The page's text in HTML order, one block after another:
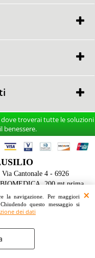
la navigazione. Per maggiori
questo messaggio si
dei dati
privacy
dove troverai tutte le soluzioni
benessere.
Via Cantonale 4 - 6926
200 mt prima
- Parcheggio gratuito davanti
dati